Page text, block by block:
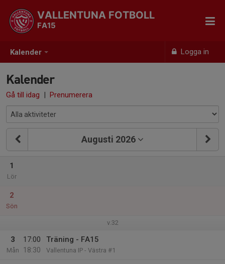
Kalender Logga in
VALLENTUNA FOTBOLL
FA15
Kalender
Gå till idag | Prenumerera
Augusti 2026
1
Lör
2
Sön
v.32
3
Mån
17:00
18:30
Träning - FA15
Vallentuna IP - Västra #1